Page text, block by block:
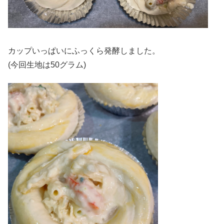
カップいっぱいにふっくら発酵しました。
(今回生地は50グラム)